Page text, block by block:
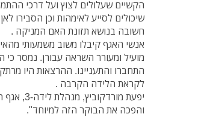
הקשיים שעלולים לצוץ ועל דרכי
שיכולים לסייע לאימהות וכן הסבירו
חשובה בנושא תזונת האם המניקה .
אנשי האגף קיבלו משוב משמעותי
מועיל ומעורר השראה עבורן. נמסר כי
התחברו והתעניינו. ההרצאות היו
לקראת הלידה הקרבה .
יפעת
והפכה את הבוקר הזה למיוחד".